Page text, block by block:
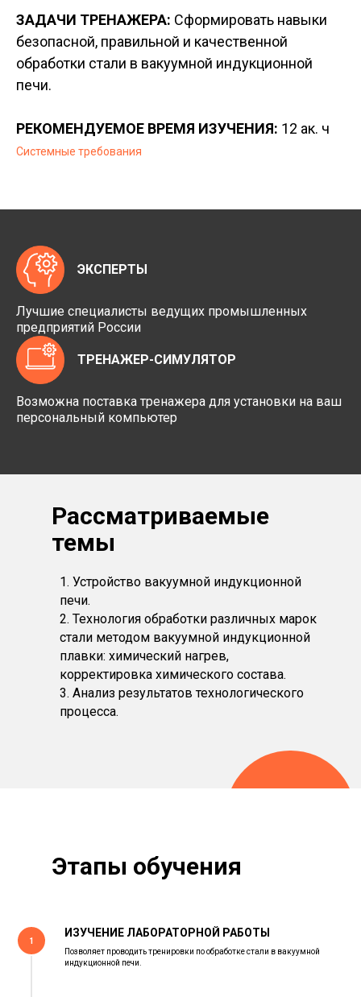
ЗАДАЧИ ТРЕНАЖЕРА: Сформировать навыки
безопасной, правильной и качественной
обработки стали в вакуумной индукционной
печи.
РЕКОМЕНДУЕМОЕ ВРЕМЯ ИЗУЧЕНИЯ: 12 ак. ч
Системные требования
ЭКСПЕРТЫ
Лучшие специалисты ведущих промышленных
предприятий России
ТРЕНАЖЕР-СИМУЛЯТОР
Возможна поставка тренажера для установки на ваш
персональный компьютер
1. Устройство вакуумной индукционной
печи.
2. Технология обработки различных марок
стали методом вакуумной индукционной
плавки: химический нагрев,
корректировка химического состава.
3. Анализ результатов технологического
процесса.
Рассматриваемые
темы
Этапы обучения
1
ИЗУЧЕНИЕ ЛАБОРАТОРНОЙ РАБОТЫ
Позволяет проводить тренировки по обработке стали в вакуумной
индукционной печи.